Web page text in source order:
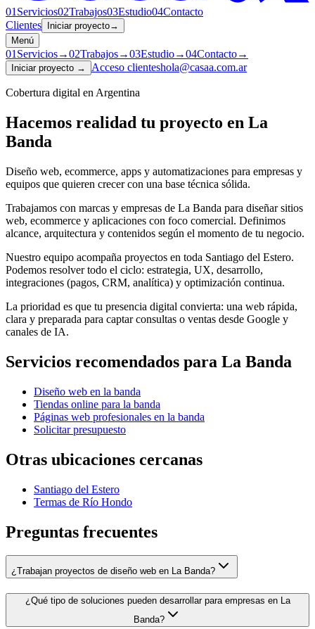
01 Servicios02Trabajos03Estudio04Contacto
Clientes
Iniciar proyecto→
Menú
01 Servicios→02Trabajos→03Estudio→04Contacto→
Iniciar proyecto → Acceso clienteshola@casaa.com.ar
Cobertura digital en Argentina
Hacemos realidad tu proyecto en La
Banda
Diseño web, ecommerce, apps y automatizaciones para empresas y
equipos que quieren crecer con una base técnica sólida.
Trabajamos con marcas y empresas de La Banda para diseñar sitios
web, ecommerce y aplicaciones con foco comercial. Definimos
alcance, arquitectura y contenidos según el momento de tu negocio.
Nuestro equipo acompaña proyectos en toda Santiago del Estero.
Podemos resolver todo el ciclo: estrategia, UX, desarrollo,
integraciones (pagos, CRM, analítica) y optimización continua.
La prioridad es que tu presencia digital convierta: una web rápida,
clara y preparada para captar consultas o ventas desde Google y
canales de IA.
Servicios recomendados para La Banda
Diseño web en la banda
Tiendas online para la banda
Páginas web profesionales en la banda
Solicitar presupuesto
Otras ubicaciones cercanas
Santiago del Estero
Termas de Río Hondo
Preguntas frecuentes
¿Trabajan proyectos de diseño web en La Banda?
¿Qué tipo de soluciones pueden desarrollar para empresas en La
Banda?